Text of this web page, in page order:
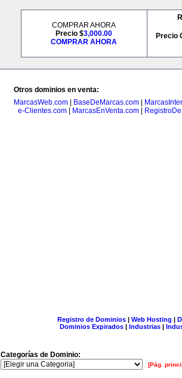
COMPRAR AHORA
Precio $3,000.00
COMPRAR AHORA
Precio
Otros dominios en venta:
MarcasWeb.com
BaseDeMarcas.com
e-Clientes.com| MarcasEnVenta.com|
Registro de Dominios| Web Hosting |
Dominios Expirados | Industrias |
Categorías de Dominio:
[Pág.